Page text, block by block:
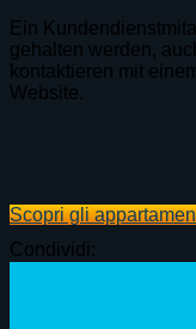
Ein
gehalten werden,
kontaktieren mit
Website.
Scopri gli
Condividi: